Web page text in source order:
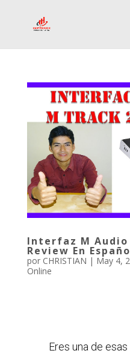
Interfaz M Audio
Review En
por CHRISTIAN | May 4,
Online
Eres una de